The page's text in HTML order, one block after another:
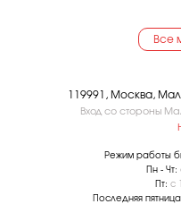
Все
119991, Москва,
Вход со стороны
Режим работы
Пн - Чт:
Пт: с
Последняя